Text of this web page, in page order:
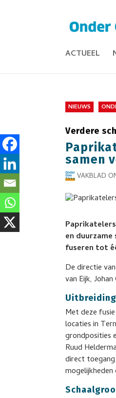
ACTUEEL
NIEUWS
Verdere
samen
VAKBLAD
en
fuseren tot
De directie
van Eijk,
Met deze
locaties in
grondposities
Ruud
direct